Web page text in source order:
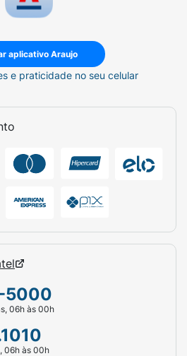
aplicativo Araujo
e praticidade no seu celular
5000
06h às 00h
06h às 00h